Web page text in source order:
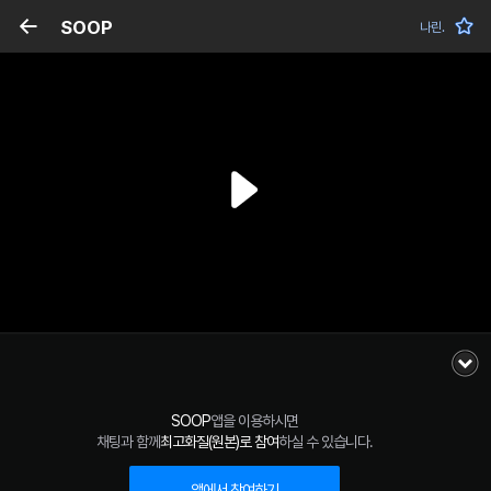
SOOP 나린.
SOOP앱을 이용하시면
채팅과 함께최고화질(원본)로 참여하실 수 있습니다.